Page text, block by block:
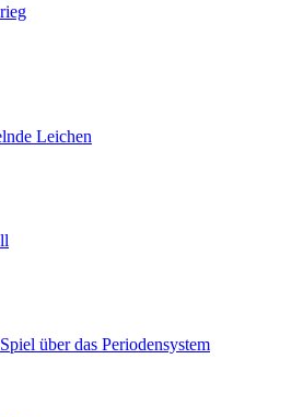
Leichen
über das Periodensystem